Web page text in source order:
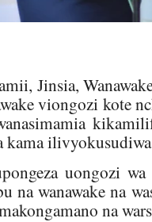
Jinsia,
viongozi kote
kama
uongozi
na wanawake na
na